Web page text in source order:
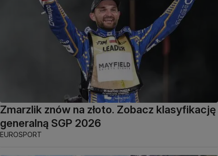
Zmarzlik znów na złoto. Zobacz klasyfikację
generalną SGP 2026
EUROSPORT